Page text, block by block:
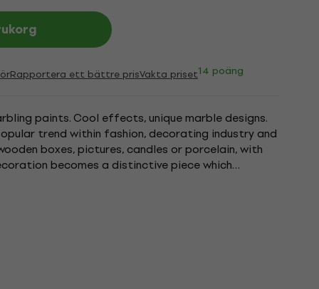
Rapportera ett bättre prisVakta priset14 poäng
paints. Cool effects, unique marble designs.
trend within fashion, decorating industry and
boxes, pictures, candles or porcelain, with
becomes a distinctive piece which